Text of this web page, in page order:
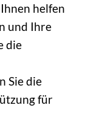
helfen
und Ihre
die
Sie die
für